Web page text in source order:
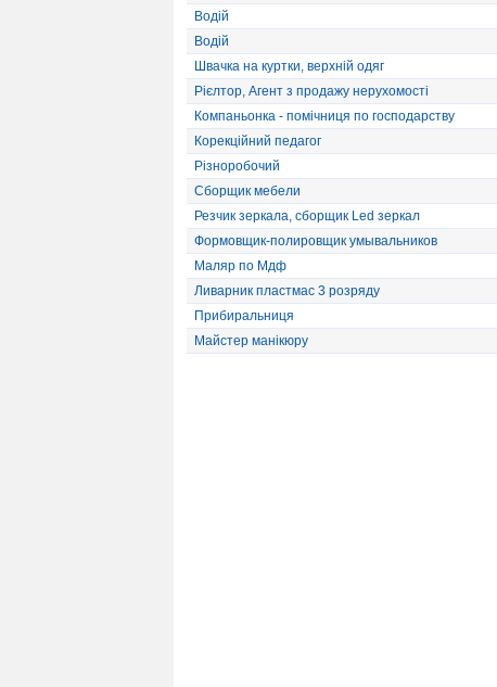
Водій
Водій
Швачка на куртки, верхній одяг
Рієлтор, Агент з продажу нерухомості
Компаньонка - помічниця по господарству
Корекційний педагог
Різноробочий
Сборщик мебели
Резчик зеркала, сборщик Led зеркал
Формовщик-полировщик умывальников
Маляр по Мдф
Ливарник пластмас 3 розряду
Прибиральниця
Майстер манікюру